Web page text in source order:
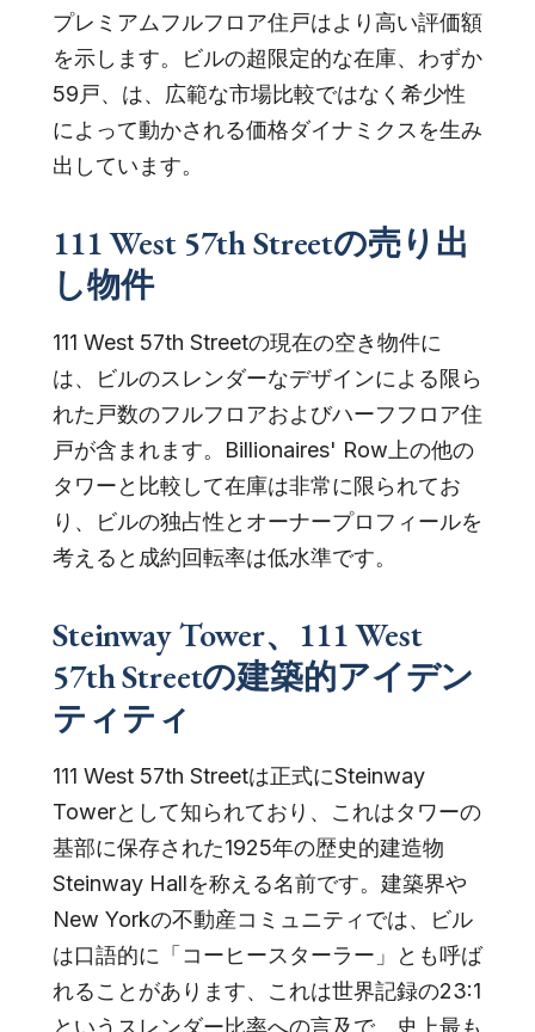
プレミアムフルフロア住戸はより高い評価額
を示します。ビルの超限定的な在庫、わずか
59戸、は、広範な市場比較ではなく希少性
によって動かされる価格ダイナミクスを生み
出しています。
111 West 57th Streetの売り出
し物件
111 West 57th Streetの現在の空き物件に
は、ビルのスレンダーなデザインによる限ら
れた戸数のフルフロアおよびハーフフロア住
戸が含まれます。Billionaires' Row上の他の
タワーと比較して在庫は非常に限られてお
り、ビルの独占性とオーナープロフィールを
考えると成約回転率は低水準です。
Steinway Tower、111 West
57th Streetの建築的アイデン
ティティ
111 West 57th Streetは正式にSteinway
Towerとして知られており、これはタワーの
基部に保存された1925年の歴史的建造物
Steinway Hallを称える名前です。建築界や
New Yorkの不動産コミュニティでは、ビル
は口語的に「コーヒースターラー」とも呼ば
れることがあります、これは世界記録の23:1
というスレンダー比率への言及で、史上最も